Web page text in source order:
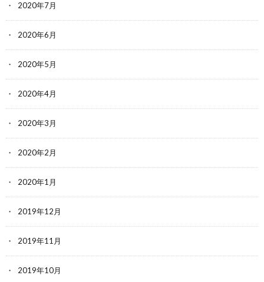
2020年7月
2020年6月
2020年5月
2020年4月
2020年3月
2020年2月
2020年1月
2019年12月
2019年11月
2019年10月